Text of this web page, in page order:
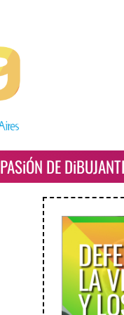
PASiÓN DE